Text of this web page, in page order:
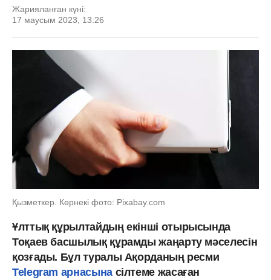
Жарияланған күні:
17 маусым 2023, 13:26
Қызметкер. Көрнекі фото: Pixabay.com
Ұлттық құрылтайдың екінші отырысында
Тоқаев басшылық құрамды жаңарту мәселесін
қозғады. Бұл туралы Ақорданың ресми
Telegram арнасына сілтеме жасаған